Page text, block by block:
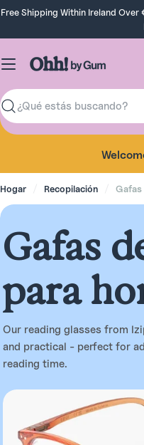
Saltar
contenido
Free Shipping Within Ireland
Buscar
Hogar Recopilación Gafas
R
e
c
o
p
Gafas
para
Our reading glasses from
and practical - perfect for
reading time.